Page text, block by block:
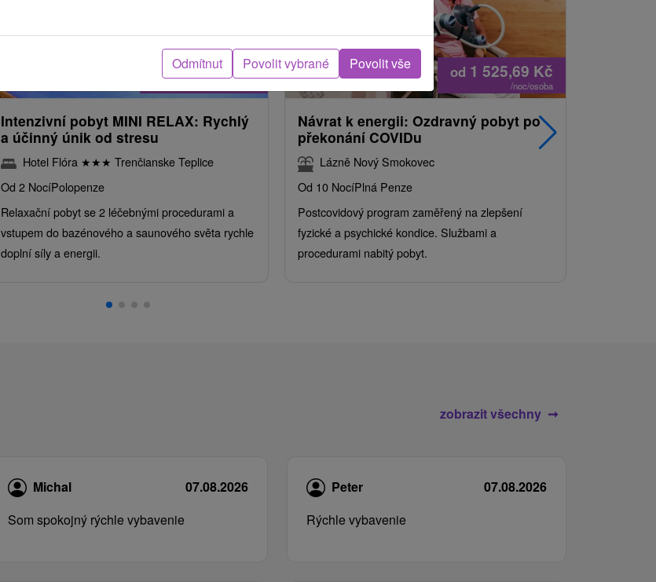
od 2 284,29 Kč
Intenzivní pobyt MINI RELAX: Rychlý
a účinný únik od stresu
Hotel Flóra ★★★ Trenčianske Teplice
Od 2 NocíPolopenze
Relaxační pobyt se 2 léčebnými procedurami a
vstupem do bazénového a saunového světa rychle
doplní síly a energii.
od 1 525,69 Kč
/noc/osoba
Návrat k energii: Ozdravný pobyt po
překonání COVIDu
Lázně Nový Smokovec
Od 10 NocíPlná Penze
Postcovidový program zaměřený na zlepšení
fyzické a psychické kondice. Službami a
procedurami nabitý pobyt.
zobrazit všechny
Michal
07.08.2026
Som spokojný rýchle vybavenie
Peter
07.08.2026
Rýchle vybavenie
Odmítnut Povolit vybrané Povolit vše